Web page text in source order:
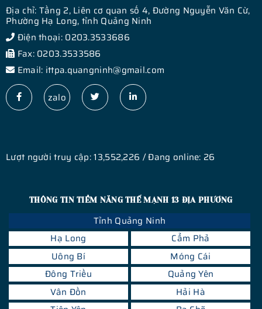
Địa chỉ: Tầng 2, Liên cơ quan số 4, Đường Nguyễn Văn Cừ,
Phường Hạ Long, tỉnh Quảng Ninh
Điện thoại: 0203.3533686
Fax: 0203.3533586
Email: ittpa.quangninh@gmail.com
zalo
Lượt người truy cập: 13,552,226 / Đang online: 26
THÔNG TIN TIỀM NĂNG THẾ MẠNH 13 ĐỊA PHƯƠNG
Tỉnh Quảng Ninh
Hạ Long
Cẩm Phả
Uông Bí
Móng Cái
Đông Triều
Quảng Yên
Vân Đồn
Hải Hà